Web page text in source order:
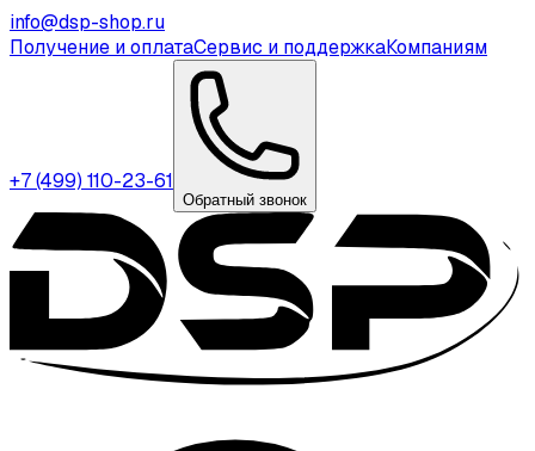
info@dsp-shop.ru
Получение и оплатаСервис и поддержкаКомпаниям
+7 (499) 110-23-61
Обратный звонок